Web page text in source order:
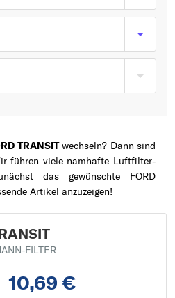
TRANSITwechseln? Dann sind
führen viele namhafte Luftfilter-
das gewünschte FORD
Artikel anzuzeigen!
FILTER
10,69 €